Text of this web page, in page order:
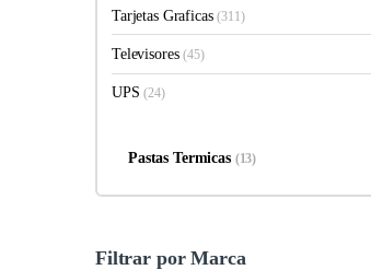
Tarjetas Graficas(311)
Televisores(45)
UPS(24)
Pastas Termicas (13)
Filtrar por Marca